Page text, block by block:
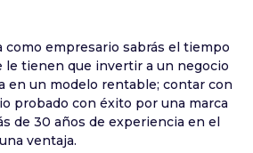
empresario sabrás el tiempo
le tienen que invertir a un negocio
en un modelo rentable; contar con
probado con éxito por una marca
de 30 años de experiencia en el
ventaja.